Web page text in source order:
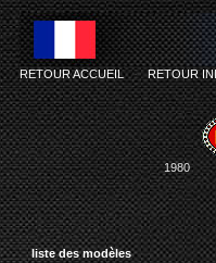
liste des modèles
RETOUR ACCUEIL-RETOUR
1980